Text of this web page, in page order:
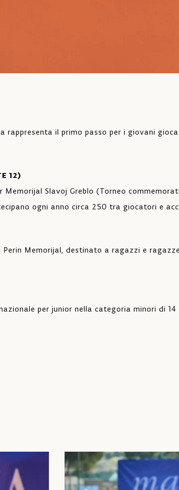
rappresenta il primo passo per i giovani
12)
Slavoj Greblo (Torneo
ogni anno circa 250 tra giocatori e
Memorijal, destinato a ragazzi e
per junior nella categoria minori di